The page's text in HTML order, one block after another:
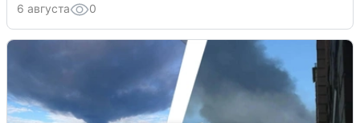
6 августа 0